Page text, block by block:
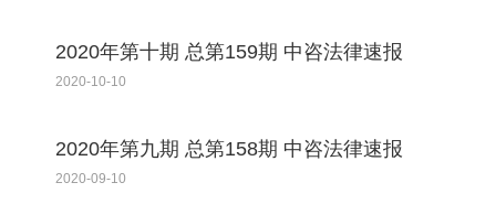
2020年第十期 总第159期 中咨法律速报
2020-10-10
2020年第九期 总第158期 中咨法律速报
2020-09-10